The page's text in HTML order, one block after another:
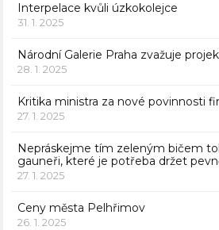
Interpelace kvůli úzkokolejce
31. 1. 2025
Národní Galerie Praha zvažuje
28. 1. 2025
Kritika ministra za nové povinnosti
27. 1. 2025
Nepráskejme tím zeleným bičem
gauneři, které je potřeba držet
27. 1. 2025
Ceny města Pelhřimov
26. 1. 2025